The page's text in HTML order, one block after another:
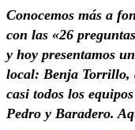
Conocemos más a
con las «26
y hoy presentamos
local: Benja Torrillo,
casi todos los
Pedro y Baradero.